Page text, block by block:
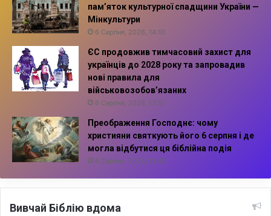
пам’яток культурної спадщини України —
Мінкультури
6 Серпня, 2026, 14:10
ЄС продовжив тимчасовий захист для
українців до 2028 року та запровадив
нові правила для
військовозобов’язаних
6 Серпня, 2026, 13:57
Преображення Господнє: чому
християни святкують його 6 серпня і де
могла відбутися ця біблійна подія
6 Серпня, 2026, 13:42
Вивчай Біблію вдома